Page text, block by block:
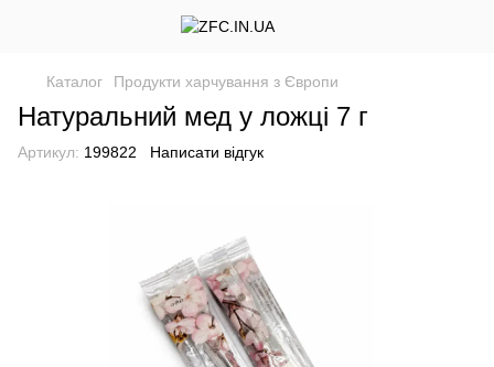
Каталог Продукти харчування з Європи
Натуральний мед у ложці 7 г
Артикул: 199822 Написати відгук